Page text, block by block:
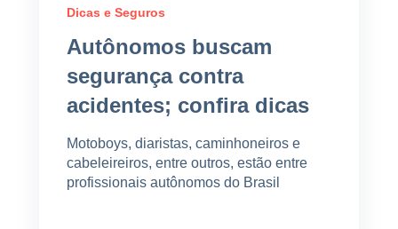
Dicas e Seguros
Autônomos buscam
segurança contra
acidentes; confira dicas
Motoboys, diaristas, caminhoneiros e
cabeleireiros, entre outros, estão entre
profissionais autônomos do Brasil